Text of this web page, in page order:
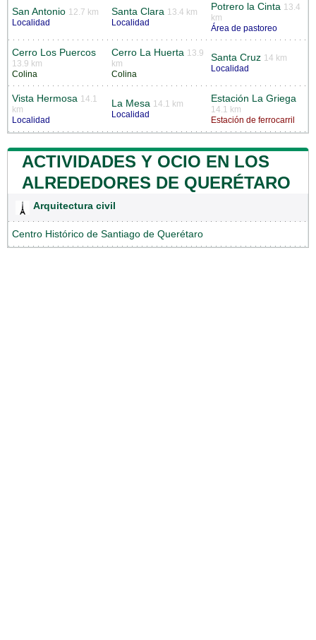
San Antonio 12.7 km
Localidad
Santa Clara 13.4 km
Localidad
Potrero la Cinta 13.4
km
Área de pastoreo
Cerro Los Puercos
13.9 km
Colina
Cerro La Huerta 13.9
km
Colina
Santa Cruz 14 km
Localidad
Vista Hermosa 14.1
km
Localidad
La Mesa 14.1 km
Localidad
Estación La Griega
14.1 km
Estación de ferrocarril
ACTIVIDADES Y OCIO EN LOS
ALREDEDORES DE QUERÉTARO
Arquitectura civil
Centro Histórico de Santiago de Querétaro